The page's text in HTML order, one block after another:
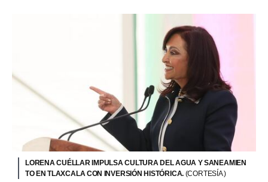
LORENA CUÉLLAR IMPULSA CULTURA DEL AGUA Y SANEAMIEN
TO EN TLAXCALA CON INVERSIÓN HISTÓRICA. (CORTESÍA )